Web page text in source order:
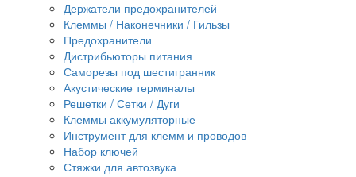
Держатели предохранителей
Клеммы / Наконечники / Гильзы
Предохранители
Дистрибьюторы питания
Саморезы под шестигранник
Акустические терминалы
Решетки / Сетки / Дуги
Клеммы аккумуляторные
Инструмент для клемм и проводов
Набор ключей
Стяжки для автозвука